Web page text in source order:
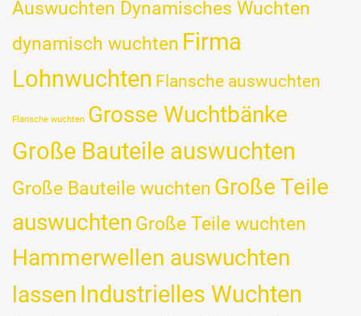
Auswuchten Dynamisches Wuchten
dynamisch wuchten Firma
Lohnwuchten Flansche auswuchten
Flansche wuchten Grosse Wuchtbänke
Große Bauteile auswuchten
Große Bauteile wuchten Große Teile
auswuchten Große Teile wuchten
Hammerwellen auswuchten
lassen Industrielles Wuchten